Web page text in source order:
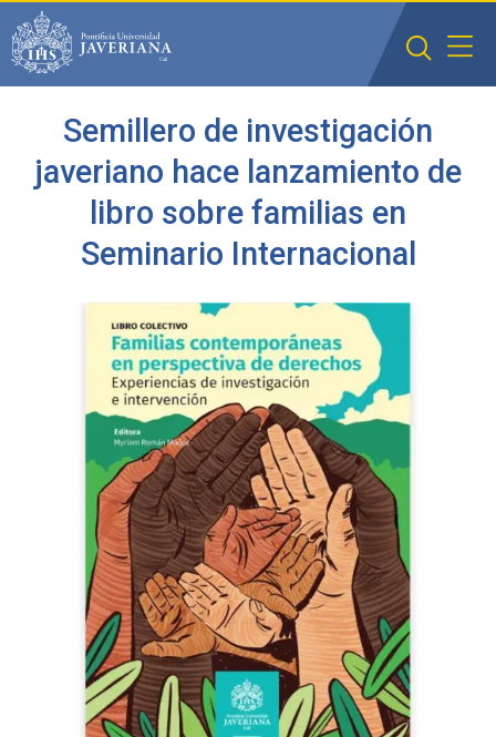
Saltar al contenido principal
Semillero de investigación
javeriano hace lanzamiento de
libro sobre familias en
Seminario Internacional